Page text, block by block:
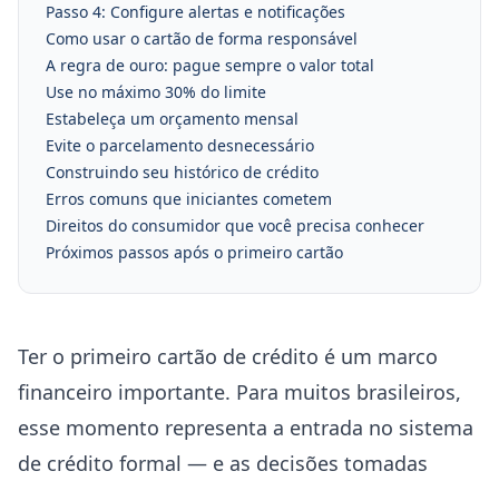
Passo 4: Configure alertas e notificações
Como usar o cartão de forma responsável
A regra de ouro: pague sempre o valor total
Use no máximo 30% do limite
Estabeleça um orçamento mensal
Evite o parcelamento desnecessário
Construindo seu histórico de crédito
Erros comuns que iniciantes cometem
Direitos do consumidor que você precisa conhecer
Próximos passos após o primeiro cartão
Ter o primeiro cartão de crédito é um marco
financeiro importante. Para muitos brasileiros,
esse momento representa a entrada no sistema
de crédito formal — e as decisões tomadas